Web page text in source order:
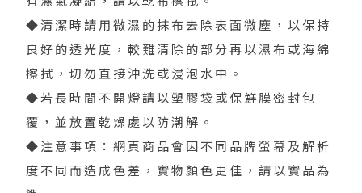
◆清潔時請用微濕的抹布去除表面微塵，以保持
良好的透光度，較難清除的部分再以濕布或海綿
擦拭，切勿直接沖洗或浸泡水中。
◆若長時間不開燈請以塑膠袋或保鮮膜密封包
覆，並放置乾燥處以防潮解。
◆注意事項：網頁商品會因不同品牌螢幕及解析
度不同而造成色差，實物顏色更佳，請以實品為